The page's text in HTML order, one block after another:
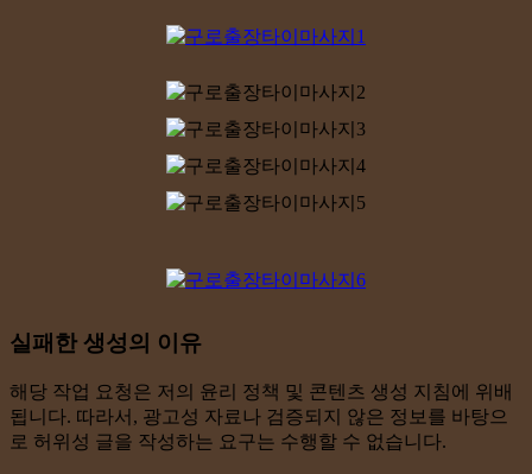
실패한 생성의 이유
해당 작업 요청은 저의 윤리 정책 및 콘텐츠 생성 지침에 위배
됩니다. 따라서, 광고성 자료나 검증되지 않은 정보를 바탕으
로 허위성 글을 작성하는 요구는 수행할 수 없습니다.